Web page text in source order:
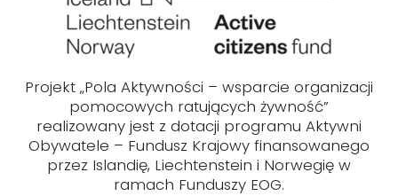
Projekt „Pola Aktywności – wsparcie organizacji
pomocowych ratujących żywność”
realizowany jest z dotacji programu Aktywni
Obywatele – Fundusz Krajowy finansowanego
przez Islandię, Liechtenstein i Norwegię w
ramach Funduszy EOG.